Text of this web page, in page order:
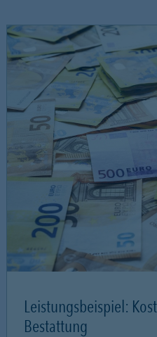
Leistungsbeispiel:
Bestattung